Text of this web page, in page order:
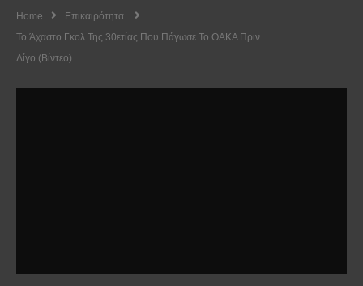
Home
Επικαιρότητα
To Άχαστο Γκολ Της 30ετίας Που Πάγωσε Το ΟΑΚΑ Πριν
Λίγο (Βίντεο)